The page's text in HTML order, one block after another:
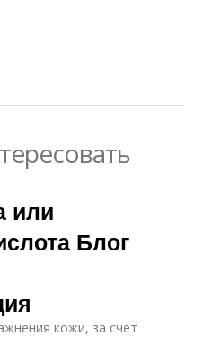
или
Блог
кожи, за счет